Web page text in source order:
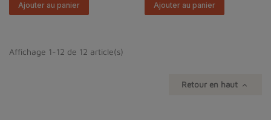
Ajouter au panier Ajouter au panier
Affichage 1-12 de 12 article(s)
Retour en haut 